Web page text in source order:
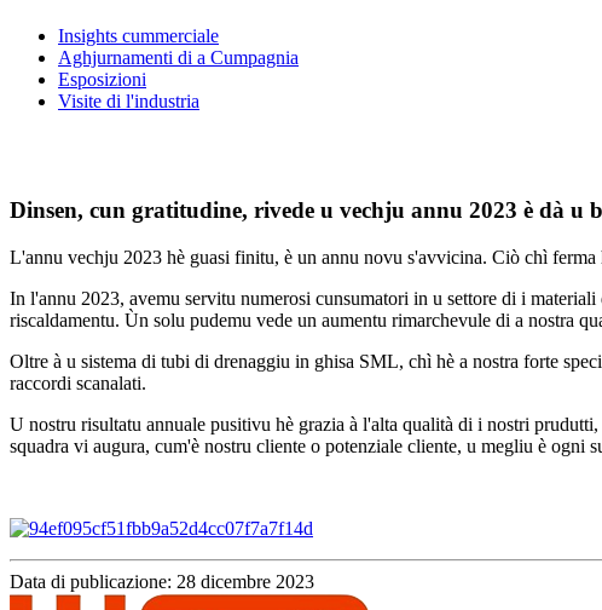
Insights cummerciale
Aghjurnamenti di a Cumpagnia
Esposizioni
Visite di l'industria
Dinsen, cun gratitudine, rivede u vechju annu 2023 è dà u
L'annu vechju 2023 hè guasi finitu, è un annu novu s'avvicina. Ciò chì
In l'annu 2023, avemu servitu numerosi cunsumatori in u settore di i
riscaldamentu. Ùn solu pudemu vede un aumentu rimarchevule di a nostra
Oltre à u sistema di tubi di drenaggiu in ghisa SML, chì hè a nostra forte
raccordi scanalati.
U nostru risultatu annuale pusitivu hè grazia à l'alta qualità di i nostri
squadra vi augura, cum'è nostru cliente o potenziale cliente, u megliu è ogni
Data di publicazione: 28 dicembre 2023